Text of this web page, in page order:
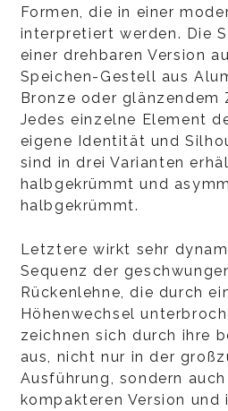
Formen, die in einer
interpretiert werden. Die
einer drehbaren Version
Speichen-Gestell aus
Bronze oder glänzendem
Jedes einzelne Element
eigene Identität und
sind in drei Varianten
halbgekrümmt und
halbgekrümmt.
Letztere wirkt sehr
Sequenz der
Rückenlehne, die durch
Höhenwechsel
zeichnen sich durch ihre
aus, nicht nur in der
Ausführung, sondern
kompakteren Version und